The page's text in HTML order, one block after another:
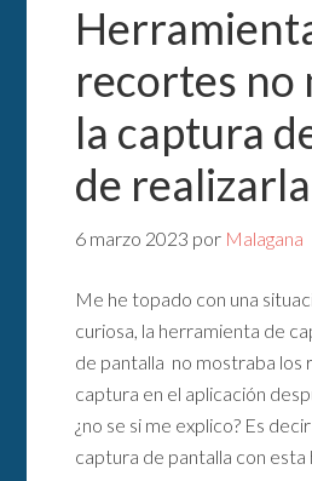
recortes no
la captura
de realizarla
6 marzo 2023 por Malagana
Me he topado con una
curiosa, la herramienta de
de pantalla no mostraba los
captura en el aplicación
¿no se si me explico? Es
captura de pantalla con